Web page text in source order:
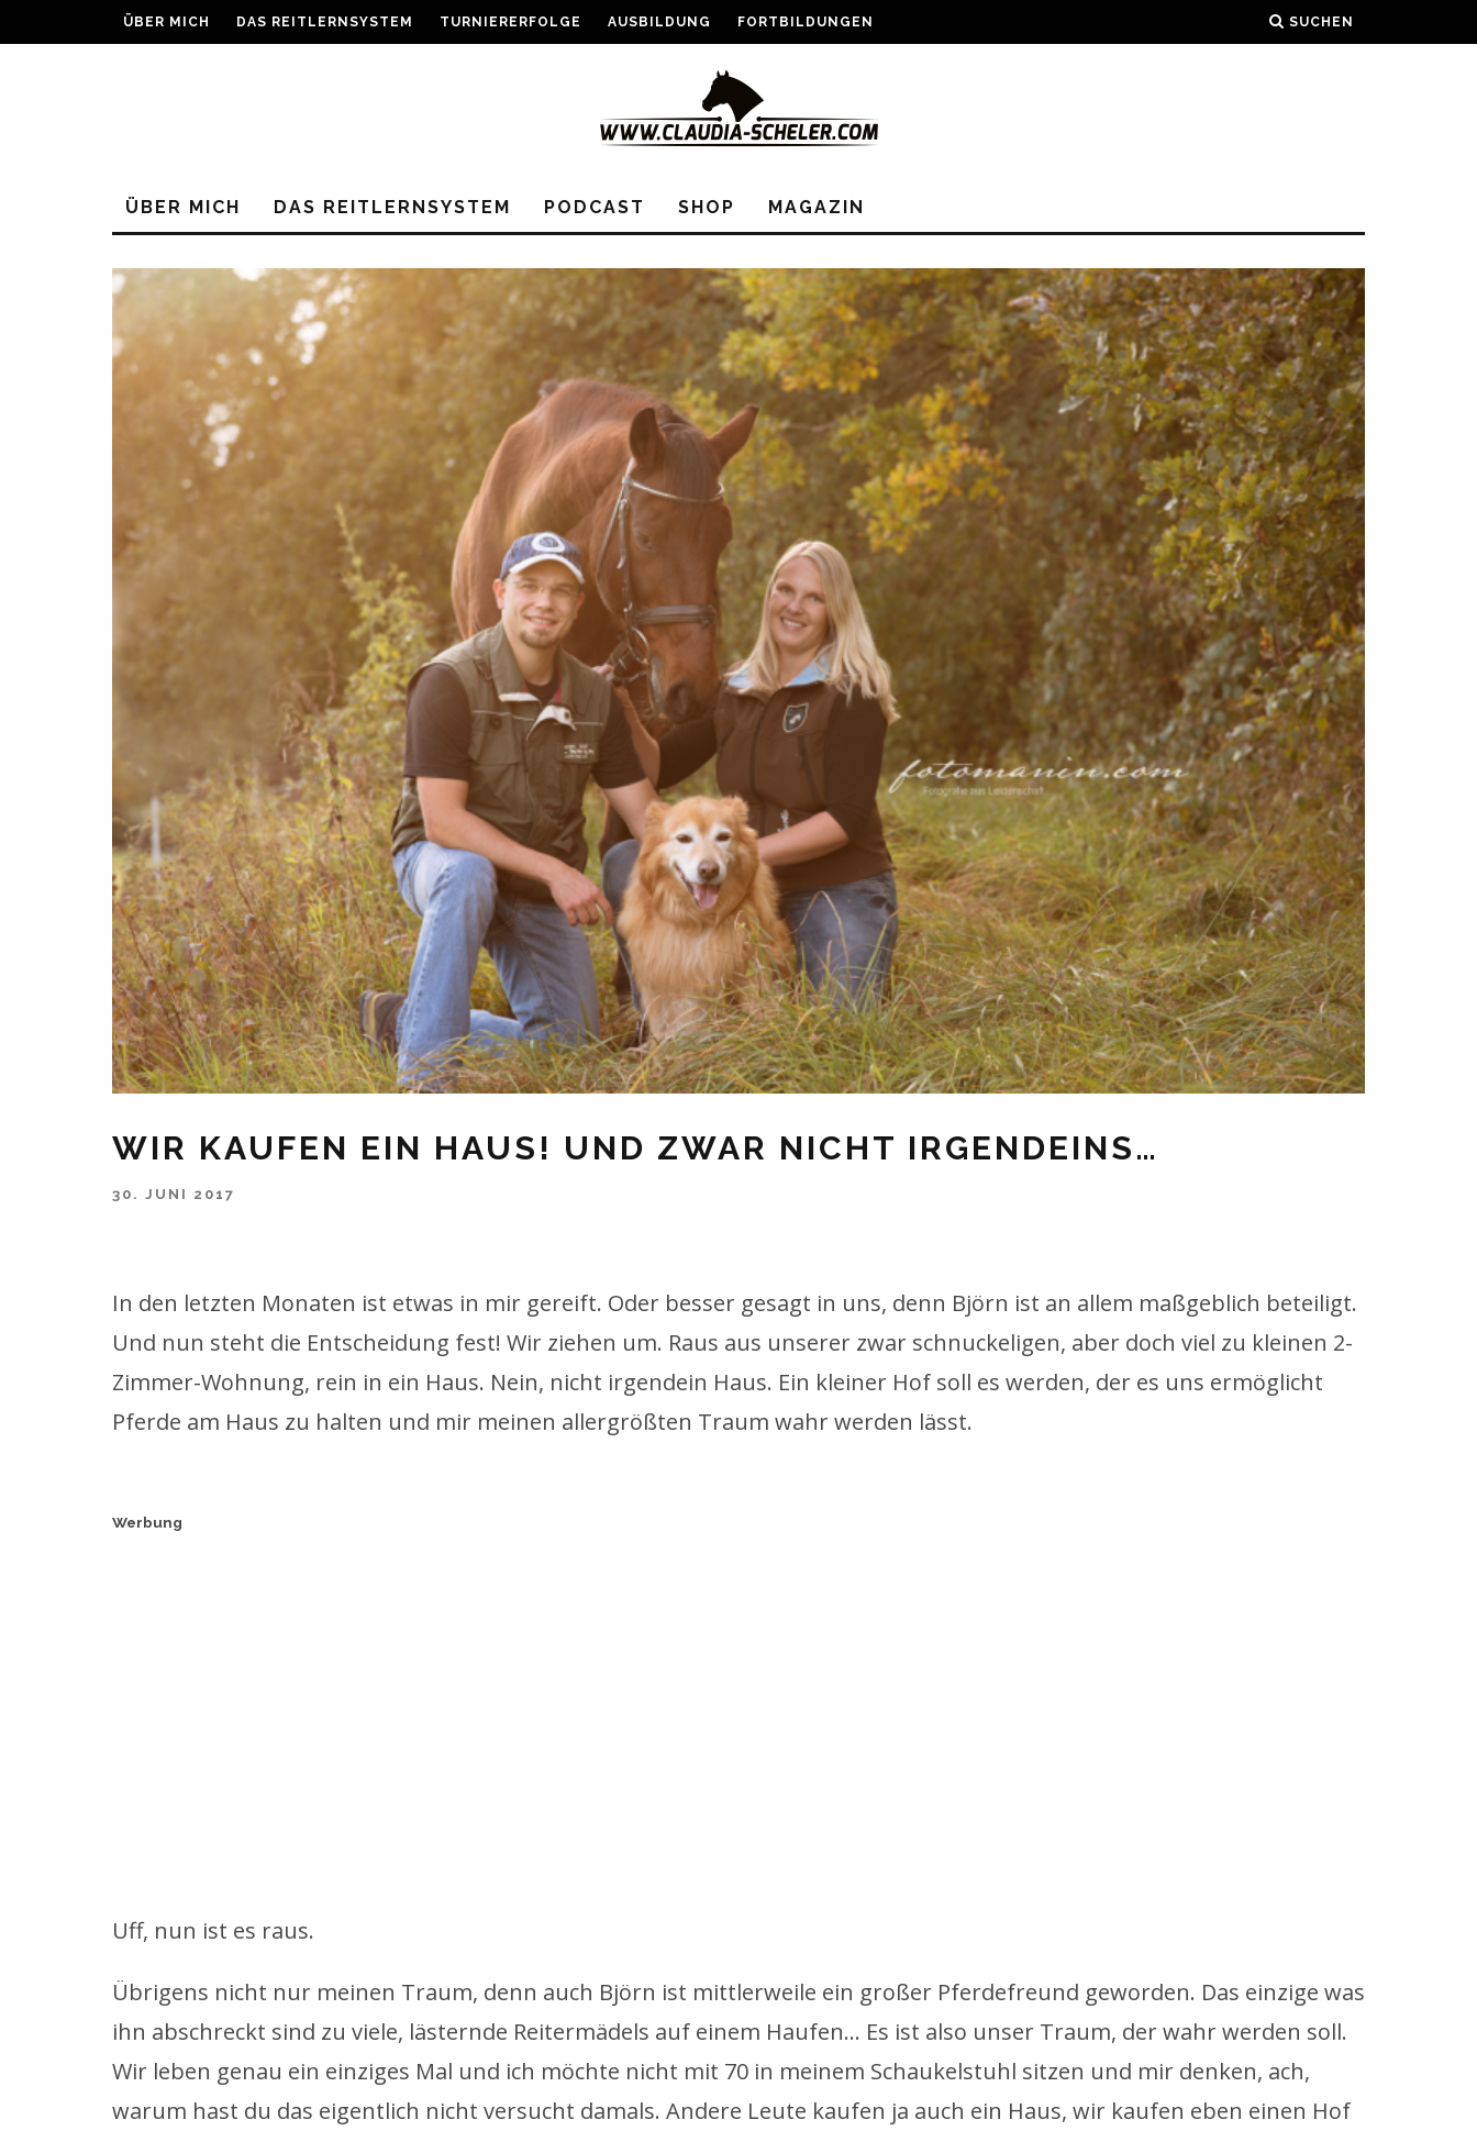
ÜBER MICH DAS REITLERNSYSTEM TURNIERERFOLGE AUSBILDUNG FORTBILDUNGEN SUCHEN
ÜBER MICH DAS REITLERNSYSTEM PODCAST SHOP MAGAZIN
WIR KAUFEN EIN HAUS! UND ZWAR NICHT IRGENDEINS…
30. JUNI 2017
In den letzten Monaten ist etwas in mir gereift. Oder besser gesagt in uns, denn Björn ist an allem maßgeblich beteiligt.
Und nun steht die Entscheidung fest! Wir ziehen um. Raus aus unserer zwar schnuckeligen, aber doch viel zu kleinen 2-
Zimmer-Wohnung, rein in ein Haus. Nein, nicht irgendein Haus. Ein kleiner Hof soll es werden, der es uns ermöglicht
Pferde am Haus zu halten und mir meinen allergrößten Traum wahr werden lässt.
Werbung
Uff, nun ist es raus.
Übrigens nicht nur meinen Traum, denn auch Björn ist mittlerweile ein großer Pferdefreund geworden. Das einzige was
ihn abschreckt sind zu viele, lästernde Reitermädels auf einem Haufen… Es ist also unser Traum, der wahr werden soll.
Wir leben genau ein einziges Mal und ich möchte nicht mit 70 in meinem Schaukelstuhl sitzen und mir denken, ach,
warum hast du das eigentlich nicht versucht damals. Andere Leute kaufen ja auch ein Haus, wir kaufen eben einen Hof